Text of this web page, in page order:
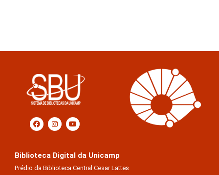
Biblioteca Digital da Unicamp
Prédio da Biblioteca Central Cesar Lattes